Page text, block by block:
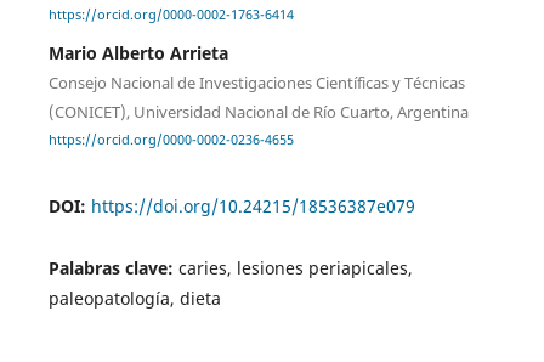
https://orcid.org/0000-0002-1763-6414
Mario Alberto Arrieta
Consejo Nacional de Investigaciones Científicas y Técnicas
(CONICET), Universidad Nacional de Río Cuarto, Argentina
https://orcid.org/0000-0002-0236-4655
DOI: https://doi.org/10.24215/18536387e079
Palabras clave: caries, lesiones periapicales,
paleopatología, dieta